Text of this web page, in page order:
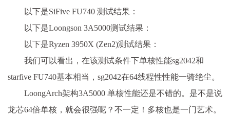
以下是SiFive FU740 测试结果：
以下是Loongson 3A5000测试结果：
以下是Ryzen 3950X (Zen2)测试结果：
我们可以看出，在该测试条件下单核性能sg2042和
starfive FU740基本相当，sg2042在64线程性性能一骑绝尘。
LoongArch架构3A5000 单核性能还是不错的。是不是说
龙芯64倍单核，就会很强呢？不一定！多核也是一门艺术。